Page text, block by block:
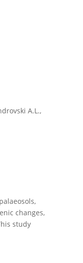
A.L.,
changes,
study